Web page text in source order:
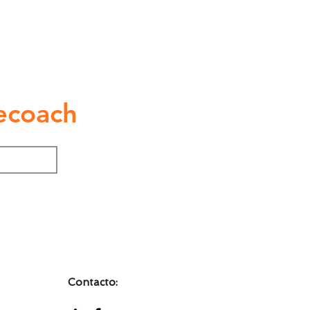
Contacto: